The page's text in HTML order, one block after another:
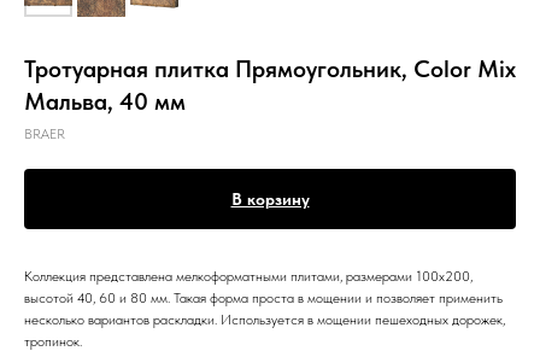
Тротуарная плитка Прямоугольник, Color Mix
Мальва, 40 мм
BRAER
В корзину
Коллекция представлена мелкоформатными плитами, размерами 100х200,
высотой 40, 60 и 80 мм. Такая форма проста в мощении и позволяет применить
несколько вариантов раскладки. Используется в мощении пешеходных дорожек,
тропинок.